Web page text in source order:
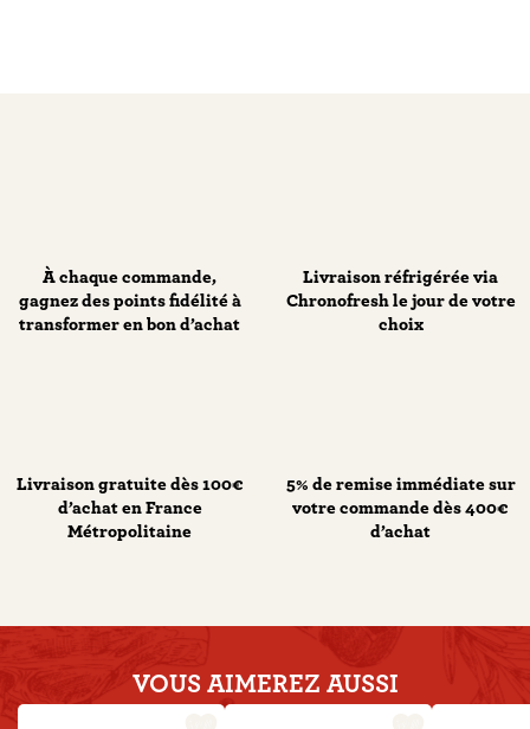
À chaque commande,
gagnez des points fidélité à
transformer en bon d’achat
Livraison réfrigérée via
Chronofresh le jour de votre
choix
Livraison gratuite dès 100€
d’achat en France
Métropolitaine
5% de remise immédiate sur
votre commande dès 400€
d’achat
VOUS AIMEREZAUSSI